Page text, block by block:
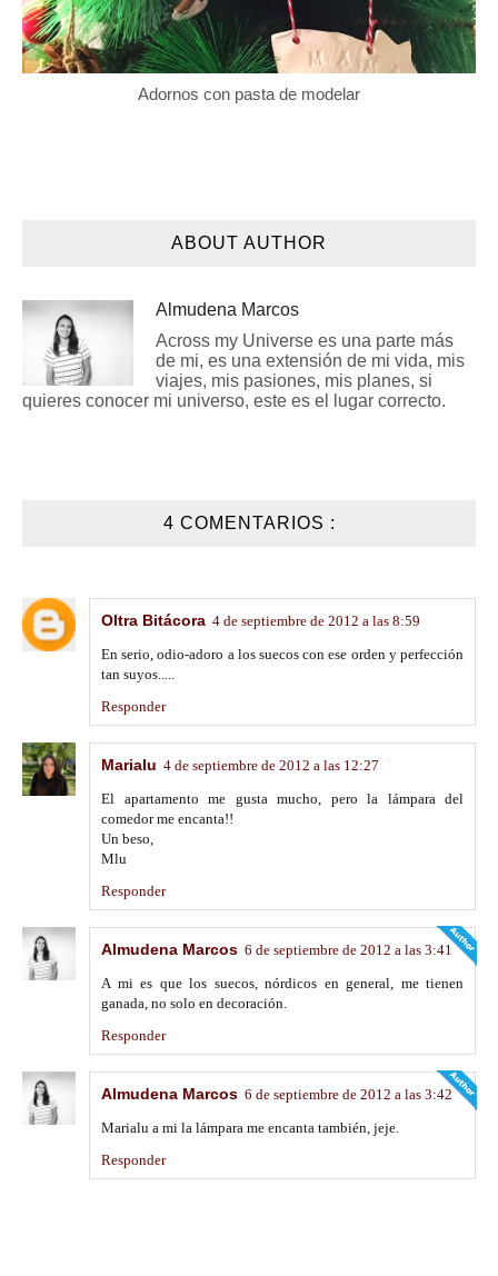
Adornos con pasta de modelar
ABOUT AUTHOR
Almudena Marcos
Across my Universe es una parte más
de mi, es una extensión de mi vida, mis
viajes, mis pasiones, mis planes, si
quieres conocer mi universo, este es el lugar correcto.
4 COMENTARIOS :
Oltra Bitácora 4 de septiembre de 2012 a las 8:59
En serio, odio-adoro a los suecos con ese orden y perfección
tan suyos.....
Responder
Marialu 4 de septiembre de 2012 a las 12:27
El apartamento me gusta mucho, pero la lámpara del
comedor me encanta!!
Un beso,
Mlu
Responder
Almudena Marcos 6 de septiembre de 2012 a las 3:41
A mi es que los suecos, nórdicos en general, me tienen
ganada, no solo en decoración.
Responder
Almudena Marcos 6 de septiembre de 2012 a las 3:42
Marialu a mi la lámpara me encanta también, jeje.
Responder